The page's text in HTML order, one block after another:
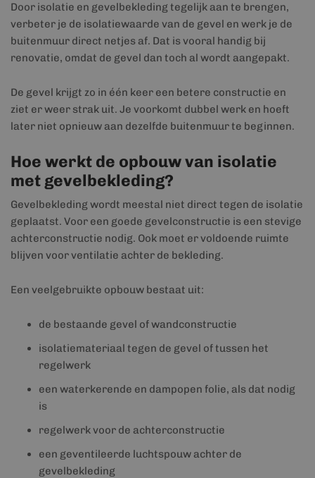
Door isolatie en gevelbekleding tegelijk aan te brengen,
verbeter je de isolatiewaarde van de gevel en werk je de
buitenmuur direct netjes af. Dat is vooral handig bij
renovatie, omdat de gevel dan toch al wordt aangepakt.
De gevel krijgt zo in één keer een betere constructie en
ziet er weer strak uit. Je voorkomt dubbel werk en hoeft
later niet opnieuw aan dezelfde buitenmuur te beginnen.
Hoe werkt de opbouw van isolatie
met gevelbekleding?
Gevelbekleding wordt meestal niet direct tegen de isolatie
geplaatst. Voor een goede gevelconstructie is een stevige
achterconstructie nodig. Ook moet er voldoende ruimte
blijven voor ventilatie achter de bekleding.
Een veelgebruikte opbouw bestaat uit:
de bestaande gevel of wandconstructie
isolatiemateriaal tegen de gevel of tussen het
regelwerk
een waterkerende en dampopen folie, als dat nodig
is
regelwerk voor de achterconstructie
een geventileerde luchtspouw achter de
gevelbekleding